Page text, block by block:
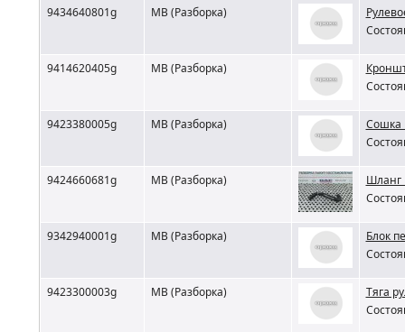
9434640801g MB (Разборка)
9414620405g MB (Разборка)
9423380005g MB (Разборка)
Сошка
9424660681g MB (Разборка)
Шланг
9342940001g MB (Разборка)
Блок
9423300003g MB (Разборка)
Тяга